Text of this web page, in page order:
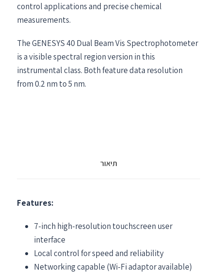
control applications and precise chemical
measurements.
The GENESYS 40 Dual Beam Vis Spectrophotometer
is a visible spectral region version in this
instrumental class. Both feature data resolution
from 0.2 nm to 5 nm.
תיאור
Features:
7-inch high-resolution touchscreen user
interface
Local control for speed and reliability
Networking capable (Wi-Fi adaptor available)